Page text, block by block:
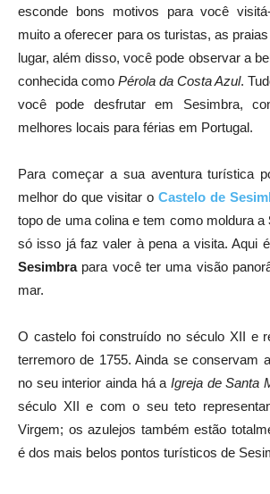
esconde bons motivos para você
muito a oferecer para os turistas, as
lugar, além disso, você pode observar a
conhecida como Pérola da Costa Azul.
você pode desfrutar em Sesimbra,
melhores locais para férias em Portugal.
Para começar a sua aventura turística
melhor do que visitar o Castelo de
topo de uma colina e tem como moldura a
só isso já faz valer à pena a visita. Aqui
Sesimbrapara você ter uma visão
mar.
O castelo foi construído no século XII e
terremoro de 1755. Ainda se conservam
no seu interior ainda há a Igreja de Santa
século XII e com o seu teto
Virgem; os azulejos também estão
é dos mais belos pontos turísticos de